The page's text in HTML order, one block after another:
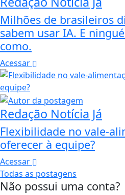
Milhões de brasileiros
sabem usar IA. E
como.
Acessar
Redação Notícia Já
Flexibilidade no vale-
oferecer à equipe?
Acessar
Todas as postagens
Não possui uma conta?